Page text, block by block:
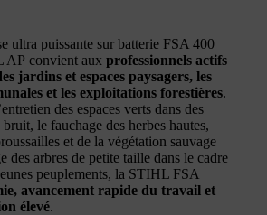
ultra puissante sur batterie FSA 400
AP convient aux professionnels actifs
jardins et espaces paysagers, les
et les exploitations forestières.
des espaces verts dans des
bruit, le fauchage des herbes hautes,
et de la végétation sauvage
des arbres de petite taille dans le cadre
peuplements, la STIHL FSA
avancement rapide du travail et
élevé.